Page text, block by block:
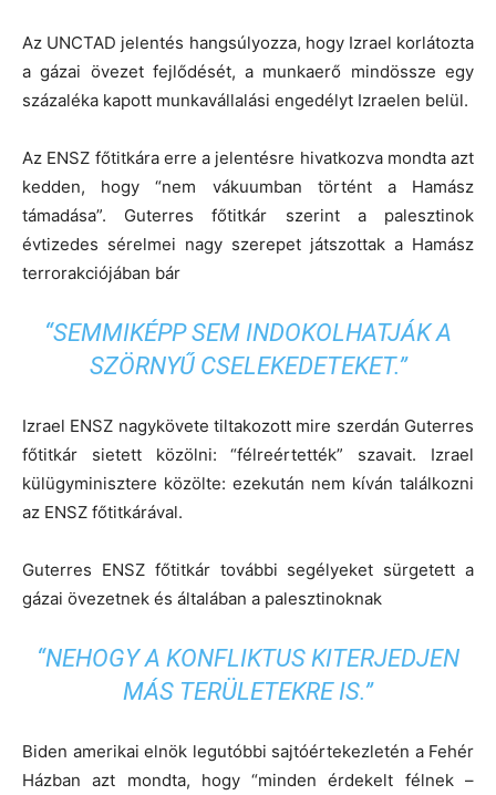
Az UNCTAD jelentés hangsúlyozza, hogy Izrael korlátozta
a gázai övezet fejlődését, a munkaerő mindössze egy
százaléka kapott munkavállalási engedélyt Izraelen belül.
Az ENSZ főtitkára erre a jelentésre hivatkozva mondta azt
kedden, hogy “nem vákuumban történt a Hamász
támadása”. Guterres főtitkár szerint a palesztinok
évtizedes sérelmei nagy szerepet játszottak a Hamász
terrorakciójában bár
“SEMMIKÉPP SEM INDOKOLHATJÁK A
SZÖRNYŰ CSELEKEDETEKET.”
Izrael ENSZ nagykövete tiltakozott mire szerdán Guterres
főtitkár sietett közölni: “félreértették” szavait. Izrael
külügyminisztere közölte: ezekután nem kíván találkozni
az ENSZ főtitkárával.
Guterres ENSZ főtitkár további segélyeket sürgetett a
gázai övezetnek és általában a palesztinoknak
“NEHOGY A KONFLIKTUS KITERJEDJEN
MÁS TERÜLETEKRE IS.”
Biden amerikai elnök legutóbbi sajtóértekezletén a Fehér
Házban azt mondta, hogy “minden érdekelt félnek –